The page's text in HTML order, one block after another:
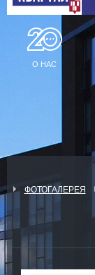
О НАС
ФОТОГАЛЕРЕЯ